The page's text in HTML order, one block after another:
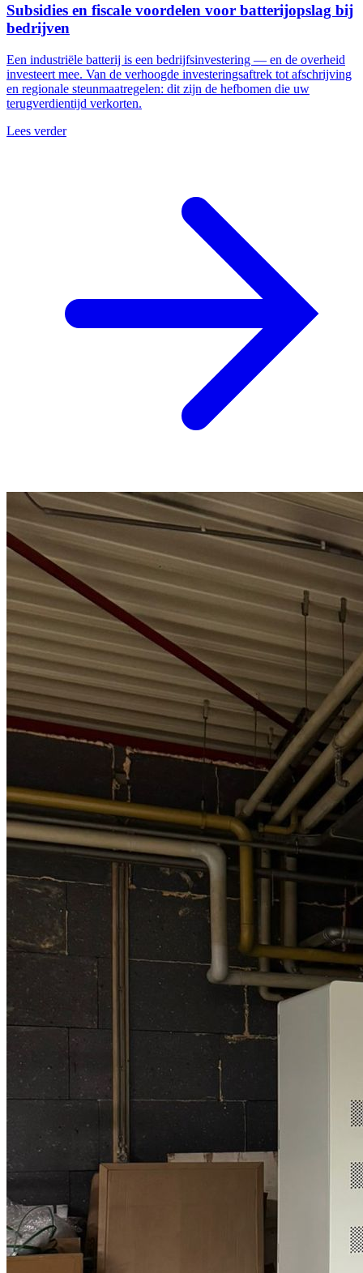
Subsidies en fiscale voordelen voor batterijopslag bij
bedrijven
Een industriële batterij is een bedrijfsinvestering — en de overheid
investeert mee. Van de verhoogde investeringsaftrek tot afschrijving
en regionale steunmaatregelen: dit zijn de hefbomen die uw
terugverdientijd verkorten.
Lees verder